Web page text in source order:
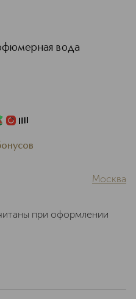
вода
Москва
при оформлении